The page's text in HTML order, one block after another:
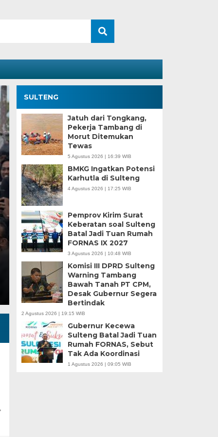
Kesaksian Buruh
Industri Nikel di
Minggu, 5 Jan 2025 - 18:59 WIB
HARIANSULTENG.COM, MOROWALI – Industri
punggung ekspor nasional. Mantra hilirisasi terus…
SULTENG
Jatuh dari Tongkang,
Pekerja Tambang di
Morut Ditemukan
Tewas
5 Agustus 2026 | 16:39 WIB
BMKG Ingatkan Potensi
Karhutla di Sulteng
4 Agustus 2026 | 17:25 WIB
Pemprov Kirim Surat
Keberatan soal Sulteng
Batal Jadi Tuan Rumah
FORNAS IX 2027
3 Agustus 2026 | 10:48 WIB
Komisi III DPRD Sulteng
Warning Tambang
Bawah Tanah PT CPM,
Desak Gubernur Segera
Bertindak
2 Agustus 2026 | 19:15 WIB
Gubernur Kecewa
Sulteng Batal Jadi Tuan
Rumah FORNAS, Sebut
Tak Ada Koordinasi
1 Agustus 2026 | 09:05 WIB